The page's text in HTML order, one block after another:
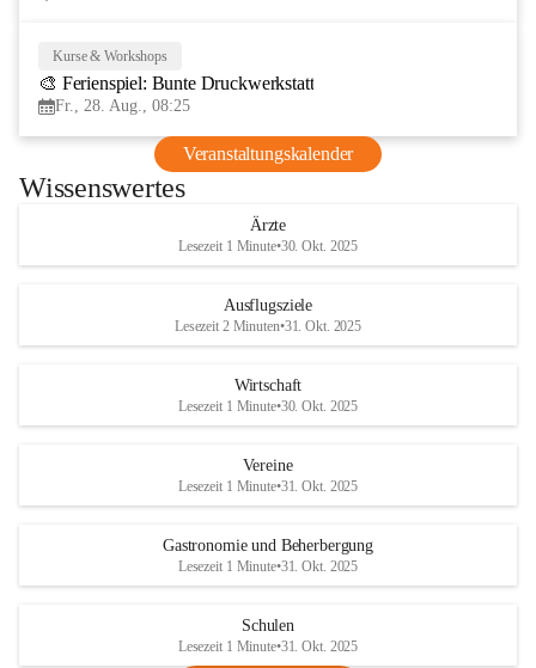
Kurse & Workshops
🎨 Ferienspiel: Bunte Druckwerkstatt
Fr., 28. Aug., 08:25
Veranstaltungskalender
Wissenswertes
Ärzte
Lesezeit 1 Minute•30. Okt. 2025
Ausflugsziele
Lesezeit 2 Minuten•31. Okt. 2025
Wirtschaft
Lesezeit 1 Minute•30. Okt. 2025
Vereine
Lesezeit 1 Minute•31. Okt. 2025
Gastronomie und Beherbergung
Lesezeit 1 Minute•31. Okt. 2025
Schulen
Lesezeit 1 Minute•31. Okt. 2025